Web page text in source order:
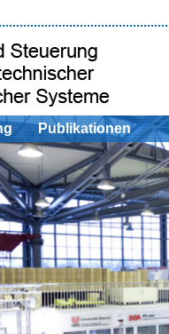
Publikationen